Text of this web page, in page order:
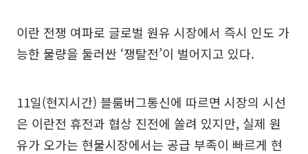
이란 전쟁 여파로 글로벌 원유 시장에서 즉시 인도 가
능한 물량을 둘러싼 ‘쟁탈전’이 벌어지고 있다.
11일(현지시간) 블룸버그통신에 따르면 시장의 시선
은 이란전 휴전과 협상 진전에 쏠려 있지만, 실제 원
유가 오가는 현물시장에서는 공급 부족이 빠르게 현